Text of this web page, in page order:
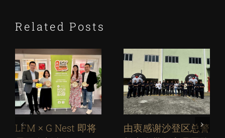
Related Posts
LFM × G Nest 即将
由衷感谢沙登区总警